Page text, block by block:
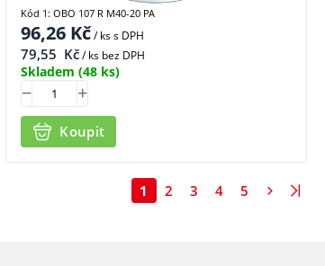
96,26 Kč/ kss DPH
79,55 Kč/ ks bez DPH
Skladem (48 ks)
Koupit
Kód 1: OBO 107 R M40-20 PA
1 2 3 4 5